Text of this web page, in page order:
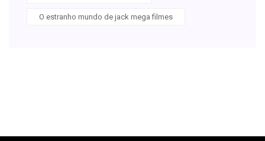
O estranho mundo de jack mega filmes